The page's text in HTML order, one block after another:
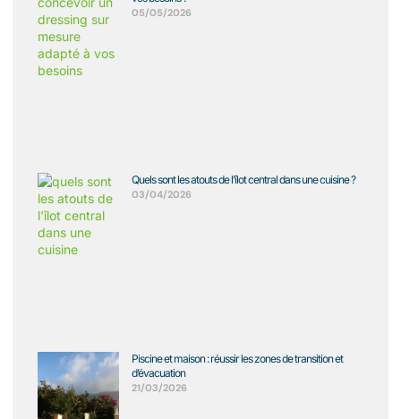
05/05/2026
Quels sont les atouts de l’îlot central dans une cuisine ?
03/04/2026
Piscine et maison : réussir les zones de transition et
d’évacuation
21/03/2026